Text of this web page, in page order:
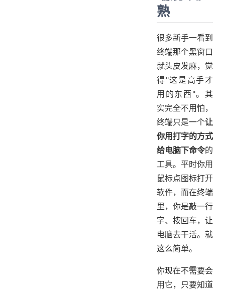
熟
很多新手一看到
终端那个黑窗口
就头皮发麻，觉
得"这是高手才
用的东西"。其
实完全不用怕，
终端只是一个让
你用打字的方式
给电脑下命令的
工具。平时你用
鼠标点图标打开
软件，而在终端
里，你是敲一行
字、按回车，让
电脑去干活。就
这么简单。
你现在不需要会
用它，只要知道